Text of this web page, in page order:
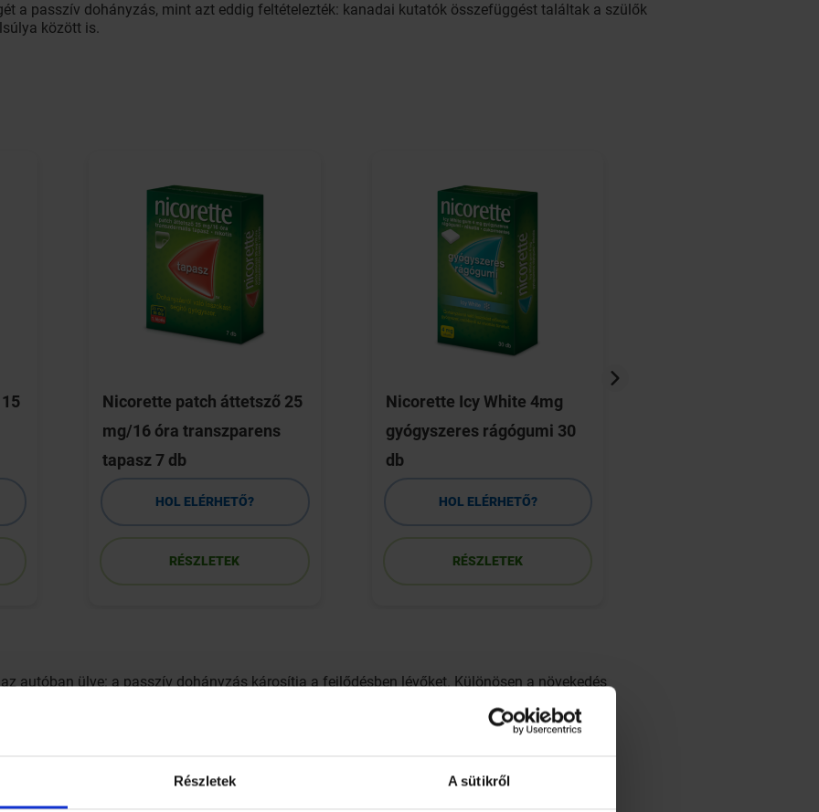
Részletek A sütikről
a passzív dohányzás, mint azt eddig feltételezték: kanadai kutatók összefüggést találtak a szülők
között is.
Nicorette patch áttetsző 25
mg/16 óra transzparens
tapasz 7 db
HOL ELÉRHETŐ?
RÉSZLETEK
Nicorette Icy White 4mg
gyógyszeres rágógumi 30
db
HOL ELÉRHETŐ?
RÉSZLETEK
autóban ülve: a passzív dohányzás károsítja a fejlődésben lévőket. Különösen a növekedés
tartó életszakaszban okoz a nikotin és a dohány helyrehozhatatlan károkat.